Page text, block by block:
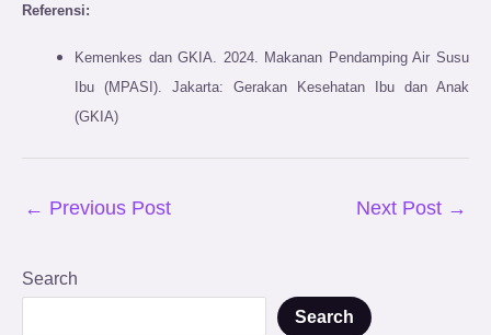
Referensi:
Kemenkes dan GKIA. 2024. Makanan Pendamping Air Susu
Ibu (MPASI). Jakarta: Gerakan Kesehatan Ibu dan Anak
(GKIA)
← Previous Post Next Post →
Search
Search